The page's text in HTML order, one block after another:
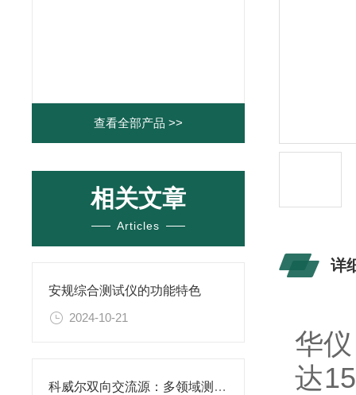
查看全部产品 >>
相关文章
Articles
安规综合测试仪的功能特色
2024-10-21
科威尔双向交流源：多领域测试的国产化高效电源装备
详
华
达